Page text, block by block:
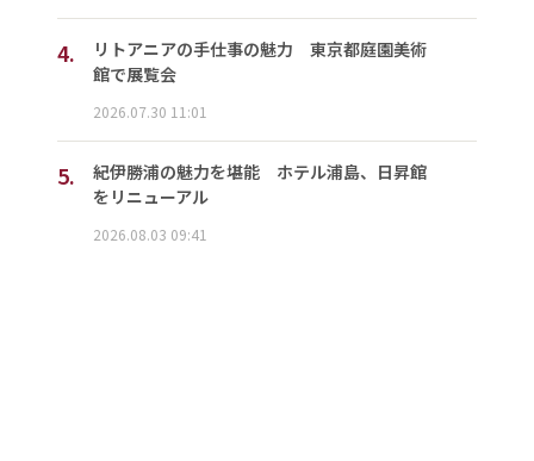
4.
リトアニアの手仕事の魅力 東京都庭園美術
館で展覧会
2026.07.30 11:01
5.
紀伊勝浦の魅力を堪能 ホテル浦島、日昇館
をリニューアル
2026.08.03 09:41